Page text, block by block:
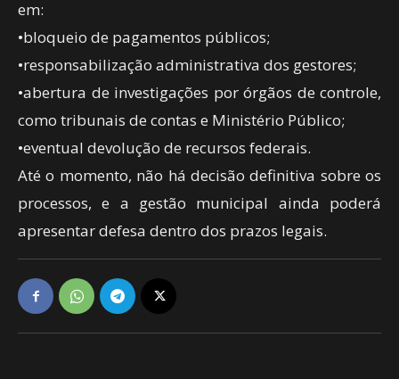
em:
•bloqueio de pagamentos públicos;
•responsabilização administrativa dos gestores;
•abertura de investigações por órgãos de controle,
como tribunais de contas e Ministério Público;
•eventual devolução de recursos federais.
Até o momento, não há decisão definitiva sobre os
processos, e a gestão municipal ainda poderá
apresentar defesa dentro dos prazos legais.